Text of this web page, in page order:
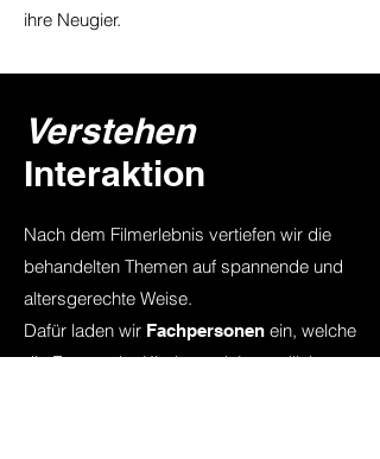
ihre Neugier.
Verstehen
Interaktion
Nach dem Filmerlebnis vertiefen wir die
behandelten Themen auf spannende und
altersgerechte Weise.
Dafür laden wir Fachpersonen ein, welche
die Fragen der Kinder und Jugendlichen